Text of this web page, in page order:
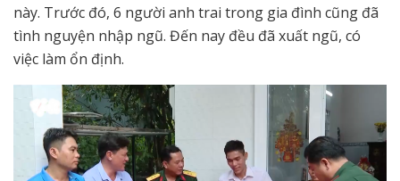
này. Trước đó, 6 người anh trai trong gia đình cũng đã
tình nguyện nhập ngũ. Đến nay đều đã xuất ngũ, có
việc làm ổn định.